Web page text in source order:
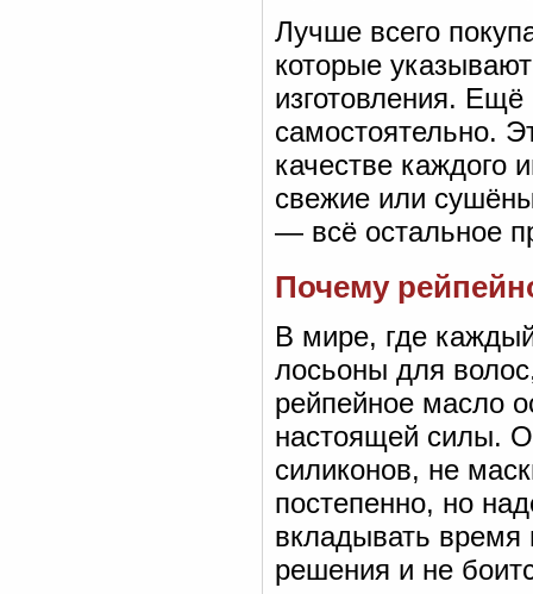
Лучше всего
которые
изготовления.
самостоятельно.
качестве каждого
свежие или
— всё остальное
Почему
В мире, где
лосьоны для
рейпейное масло
настоящей силы.
силиконов, не
постепенно, но
вкладывать время
решения и не